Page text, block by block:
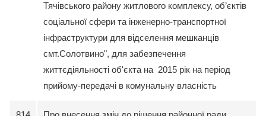
Тячівського району житлового комплексу, об’єктів
соціальної сфери та інженерно-транспортної
інфраструктури для відселення мешканців
смт.Солотвино", для забезпечення
життєдіяльності об'єкта на 2015 рік на період
прийому-передачі в комунальну власність